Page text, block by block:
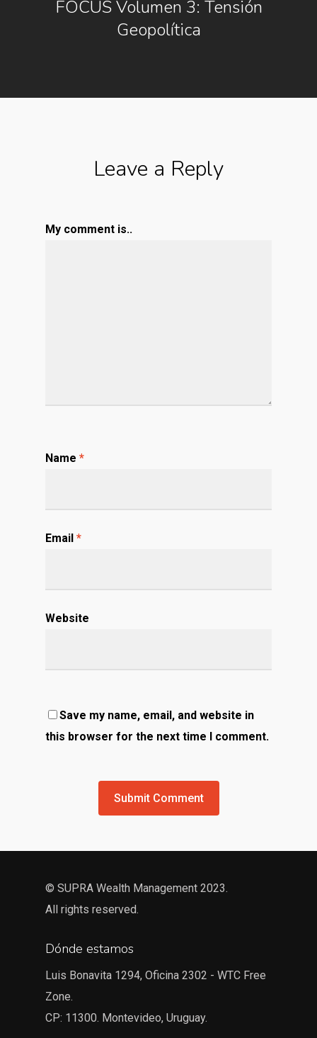
FOCUS Volumen 3: Tensión
Geopolítica
Leave a Reply
My comment is..
Name *
Email *
Website
Save my name, email, and website in
this browser for the next time I comment.
© SUPRA Wealth Management 2023.
All rights reserved.
Dónde estamos
Luis Bonavita 1294, Oficina 2302 - WTC Free
Zone.
CP: 11300. Montevideo, Uruguay.